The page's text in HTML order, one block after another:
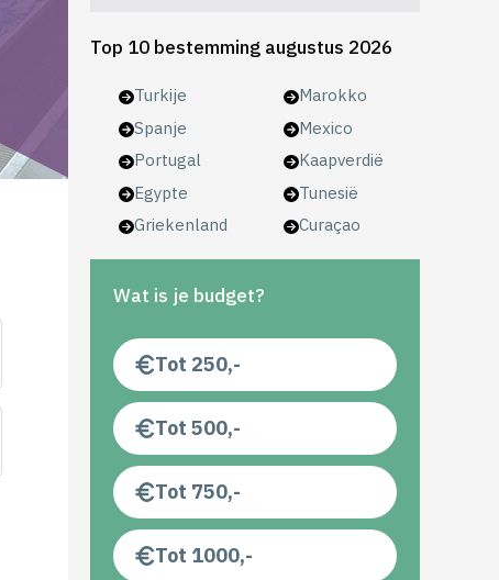
Top 10 bestemming augustus 2026
Turkije
Spanje
Portugal
Egypte
Griekenland
Marokko
Mexico
Kaapverdië
Tunesië
Curaçao
Wat is je budget?
Tot 250,-
Tot 500,-
Tot 750,-
Tot 1000,-